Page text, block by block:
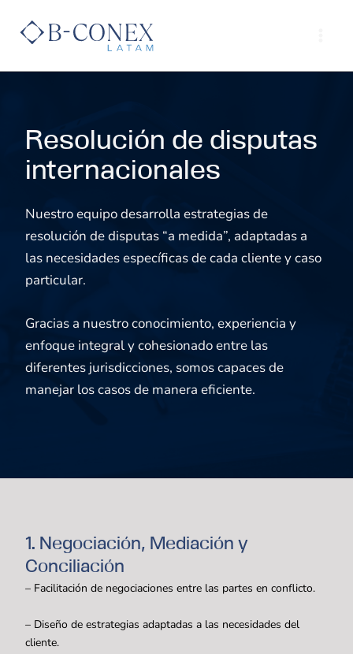
contenido
Resolución de disputas
internacionales
Nuestro equipo desarrolla estrategias de
resolución de disputas “a medida”, adaptadas a
las necesidades específicas de cada cliente y caso
particular.
Gracias a nuestro conocimiento, experiencia y
enfoque integral y cohesionado entre las
diferentes jurisdicciones, somos capaces de
manejar los casos de manera eficiente.
1. Negociación, Mediación y
Conciliación
– Facilitación de negociaciones entre las partes en conflicto.
– Diseño de estrategias adaptadas a las necesidades del
cliente.